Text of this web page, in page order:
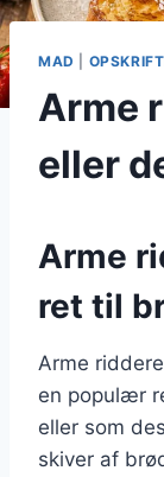
MAD
Arme
eller
Arme
ret til
Arme
en populær
eller som
skiver af